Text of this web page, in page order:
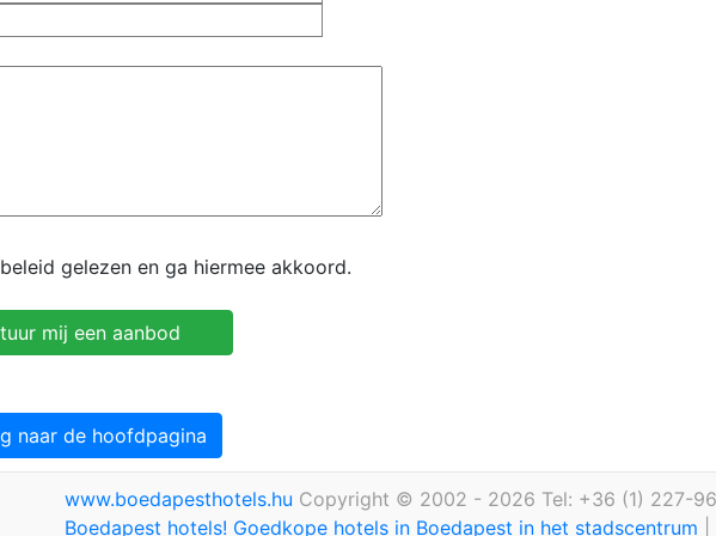
gelezen en ga hiermee akkoord.
naar de hoofdpagina
www.boedapesthotels.hu Copyright © 2002 - 2026 Tel: +36 (1) 227-
Boedapest hotels! Goedkope hotels in Boedapest in het stadscentrum